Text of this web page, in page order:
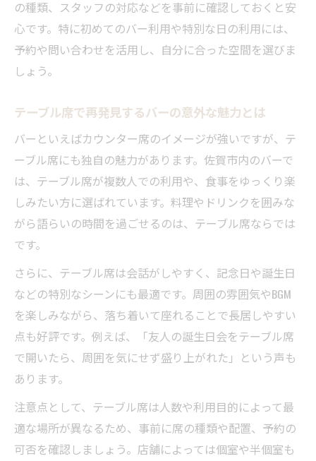
の種類、スタッフの対応などを事前に確認しておくと安
心です。特に初めてのバー利用や特別な日の利用には、
予約や問い合わせを活用し、自分に合った空間を選びま
しょう。
テーブル席で再発見するバーの意外な魅力とは
バーといえばカウンター席のイメージが強いですが、テ
ーブル席にも独自の魅力があります。佐賀市内のバーで
は、テーブル席が複数人での利用や、食事をゆっくり楽
しみたい方に選ばれています。料理やドリンクを囲みな
がら語らいの時間を過ごせるのは、テーブル席ならでは
です。
さらに、テーブル席は会話がしやすく、記念日や誕生日
などの特別なシーンにも最適です。周囲の雰囲気やBGM
を楽しみながら、落ち着いて座れることで長居しやすい
点も好評です。例えば、「友人の誕生日会をテーブル席
で開いたら、周囲を気にせず盛り上がれた」という声も
あります。
注意点として、テーブル席は人数や利用目的によって最
適な場所が異なるため、事前に席の種類や配置、予約の
可否を確認しましょう。店舗によっては個室や半個室も